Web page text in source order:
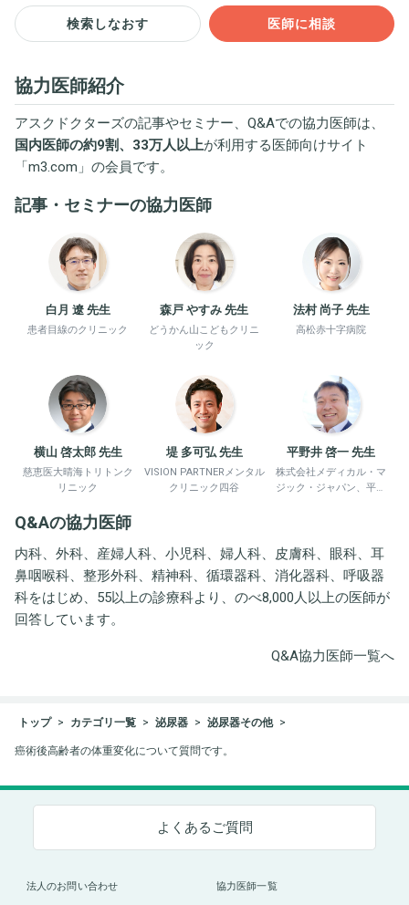
検索しなおす 医師に相談
協力医師紹介
アスクドクターズの記事やセミナー、Q&Aでの協力医師は、
国内医師の約9割、33万人以上が利用する医師向けサイト
「m3.com 」の会員です。
記事・セミナーの協力医師
白月 遼 先生
患者目線のクリニック
森戸 やすみ 先生
どうかん山こどもクリニ
ック
法村 尚子 先生
高松赤十字病院
横山 啓太郎 先生
慈恵医大晴海トリトンク
リニック
堤 多可弘 先生
VISION PARTNERメンタル
クリニック四谷
平野井 啓一 先生
株式会社メディカル・マ
ジック・ジャパン、平野
Q&Aの協力医師
内科、外科、産婦人科、小児科、婦人科、皮膚科、眼科、耳
鼻咽喉科、整形外科、精神科、循環器科、消化器科、呼吸器
科をはじめ、55以上の診療科より、のべ8,000人以上の医師が
回答しています。
Q&A協力医師一覧へ
トップ カテゴリ一覧 泌尿器 泌尿器その他
癌術後高齢者の体重変化について質問です。
よくあるご質問
法人のお問い合わせ 協力医師一覧